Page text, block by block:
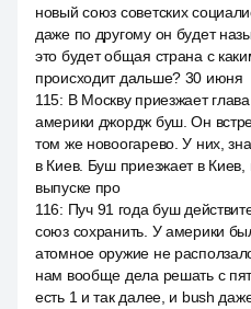
новый союз советских
даже по другому он будет
это будет общая страна с
происходит дальше? 30 июня
115: В Москву приезжает
америки джордж буш. Он
том же новоогарево. У них,
в Киев. Буш приезжает в Киев,
выпуске про
116: Пуч 91 года буш
союз сохранить. У америки
атомное оружие не
нам вообще дела решать с
есть 1 и так далее, и bush